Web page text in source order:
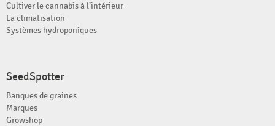
Cultiver le cannabis à l’intérieur
La climatisation
Systèmes hydroponiques
SeedSpotter
Banques de graines
Marques
Growshop